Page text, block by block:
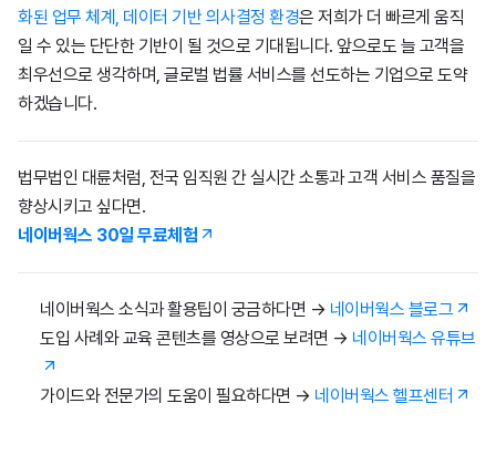
화된 업무 체계, 데이터 기반 의사결정 환경은 저희가 더 빠르게 움직
일 수 있는 단단한 기반이 될 것으로 기대됩니다. 앞으로도 늘 고객을
최우선으로 생각하며, 글로벌 법률 서비스를 선도하는 기업으로 도약
하겠습니다.
법무법인 대륜처럼, 전국 임직원 간 실시간 소통과 고객 서비스 품질을
향상시키고 싶다면.
네이버웍스 30일 무료체험
네이버웍스 소식과 활용팁이 궁금하다면 → 네이버웍스 블로그
도입 사례와 교육 콘텐츠를 영상으로 보려면 → 네이버웍스 유튜브
가이드와 전문가의 도움이 필요하다면 → 네이버웍스 헬프센터